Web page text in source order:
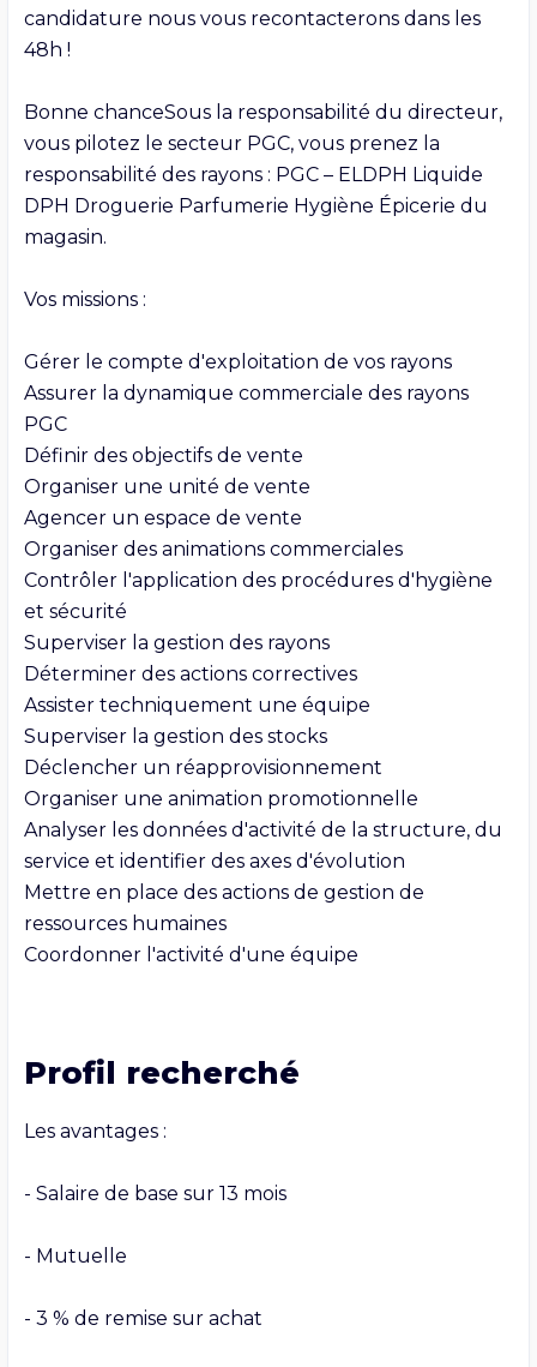
candidature nous vous recontacterons dans les
48h !
Bonne chanceSous la responsabilité du directeur,
vous pilotez le secteur PGC, vous prenez la
responsabilité des rayons : PGC – ELDPH Liquide
DPH Droguerie Parfumerie Hygiène Épicerie du
magasin.
Vos missions :
Gérer le compte d'exploitation de vos rayons
Assurer la dynamique commerciale des rayons
PGC
Définir des objectifs de vente
Organiser une unité de vente
Agencer un espace de vente
Organiser des animations commerciales
Contrôler l'application des procédures d'hygiène
et sécurité
Superviser la gestion des rayons
Déterminer des actions correctives
Assister techniquement une équipe
Superviser la gestion des stocks
Déclencher un réapprovisionnement
Organiser une animation promotionnelle
Analyser les données d'activité de la structure, du
service et identifier des axes d'évolution
Mettre en place des actions de gestion de
ressources humaines
Profil recherché
Les avantages :
- Salaire de base sur 13 mois
- Mutuelle
- 3 % de remise sur achat